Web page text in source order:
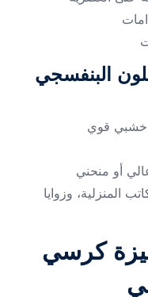
البنفسجي
خشبي قوي
أو منحني
المنزلية، وزوايا
كرسي